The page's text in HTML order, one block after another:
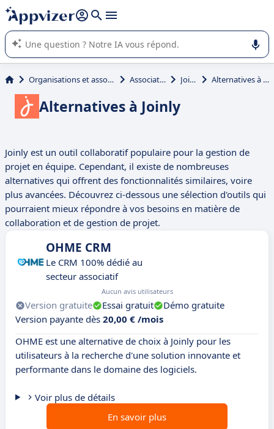
répondre (plusieurs lignes avec
L'IA de Appvizer vous guide dans l'utilisation ou la sélection de
logiciel SaaS en entreprise.
Organisations et associations Associations Joinly Alternatives à Joinly
Alternatives à Joinly
Joinly est un outil collaboratif populaire pour la gestion de
projet en équipe. Cependant, il existe de nombreuses
alternatives qui offrent des fonctionnalités similaires, voire
plus avancées. Découvrez ci-dessous une sélection d'outils qui
pourraient mieux répondre à vos besoins en matière de
collaboration et de gestion de projet.
OHME CRM
Le CRM 100% dédié au
secteur associatif
Aucun avis utilisateurs
Version gratuite Essai gratuit
Démo gratuite
Version payante dès 20,00 € /mois
OHME est une alternative de choix à Joinly pour les
utilisateurs à la recherche d'une solution innovante et
performante dans le domaine des logiciels.
Voir plus de détails
En savoir plus